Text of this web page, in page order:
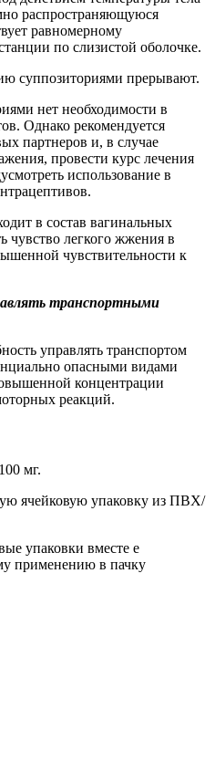
распространяющуюся
равномерному
по слизистой оболочке.
суппозиториями прерывают.
нет необходимости в
Однако рекомендуется
партнеров и, в случае
провести курс лечения
использование в
в состав вагинальных
чувство легкого жжения в
чувствительности к
транспортными
управлять транспортом
опасными видами
концентрации
реакций.
мг.
ячейковую упаковку из ПВХ/
упаковки вместе е
применению в пачку